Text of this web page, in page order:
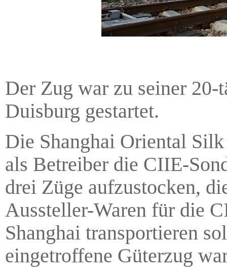
Der Zug war zu seiner 20-
Duisburg gestartet.
Die Shanghai Oriental
als Betreiber die CIIE-
drei Züge aufzustocken,
Aussteller-Waren für die
Shanghai transportieren
eingetroffene Güterzug